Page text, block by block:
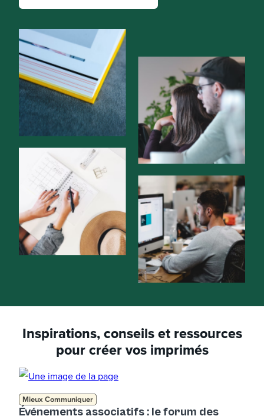
Inspirations, conseils et ressources
pour créer vos imprimés
Mieux Communiquer
Événements associatifs : le forum des